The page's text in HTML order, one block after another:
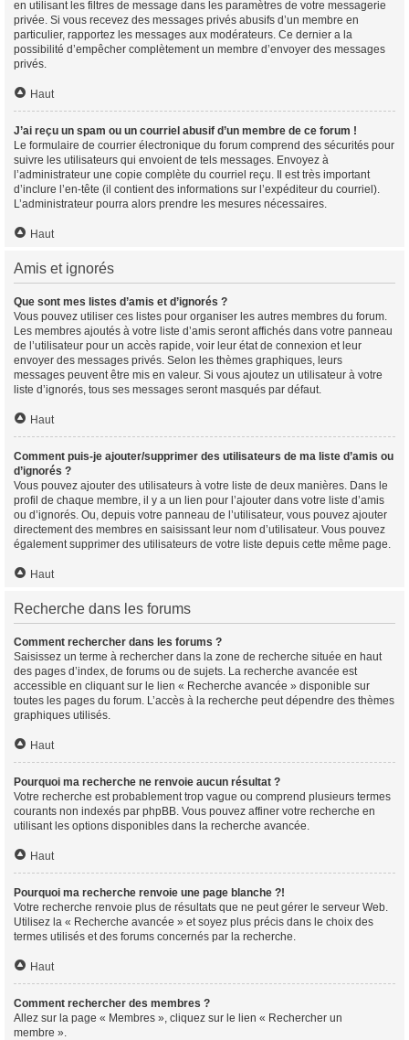
en utilisant les filtres de message dans les paramètres de votre messagerie
privée. Si vous recevez des messages privés abusifs d’un membre en
particulier, rapportez les messages aux modérateurs. Ce dernier a la
possibilité d’empêcher complètement un membre d’envoyer des messages
privés.
Haut
J’ai reçu un spam ou un courriel abusif d’un membre de ce forum !
Le formulaire de courrier électronique du forum comprend des sécurités pour
suivre les utilisateurs qui envoient de tels messages. Envoyez à
l’administrateur une copie complète du courriel reçu. Il est très important
d’inclure l’en-tête (il contient des informations sur l’expéditeur du courriel).
L’administrateur pourra alors prendre les mesures nécessaires.
Haut
Amis et ignorés
Que sont mes listes d’amis et d’ignorés ?
Vous pouvez utiliser ces listes pour organiser les autres membres du forum.
Les membres ajoutés à votre liste d’amis seront affichés dans votre panneau
de l’utilisateur pour un accès rapide, voir leur état de connexion et leur
envoyer des messages privés. Selon les thèmes graphiques, leurs
messages peuvent être mis en valeur. Si vous ajoutez un utilisateur à votre
liste d’ignorés, tous ses messages seront masqués par défaut.
Haut
Comment puis-je ajouter/supprimer des utilisateurs de ma liste d’amis ou
d’ignorés ?
Vous pouvez ajouter des utilisateurs à votre liste de deux manières. Dans le
profil de chaque membre, il y a un lien pour l’ajouter dans votre liste d’amis
ou d’ignorés. Ou, depuis votre panneau de l’utilisateur, vous pouvez ajouter
directement des membres en saisissant leur nom d’utilisateur. Vous pouvez
également supprimer des utilisateurs de votre liste depuis cette même page.
Haut
Recherche dans les forums
Comment rechercher dans les forums ?
Saisissez un terme à rechercher dans la zone de recherche située en haut
des pages d’index, de forums ou de sujets. La recherche avancée est
accessible en cliquant sur le lien « Recherche avancée » disponible sur
toutes les pages du forum. L’accès à la recherche peut dépendre des thèmes
graphiques utilisés.
Haut
Pourquoi ma recherche ne renvoie aucun résultat ?
Votre recherche est probablement trop vague ou comprend plusieurs termes
courants non indexés par phpBB. Vous pouvez affiner votre recherche en
utilisant les options disponibles dans la recherche avancée.
Haut
Pourquoi ma recherche renvoie une page blanche ?!
Votre recherche renvoie plus de résultats que ne peut gérer le serveur Web.
Utilisez la « Recherche avancée » et soyez plus précis dans le choix des
termes utilisés et des forums concernés par la recherche.
Haut
Comment rechercher des membres ?
Allez sur la page « Membres », cliquez sur le lien « Rechercher un
membre ».